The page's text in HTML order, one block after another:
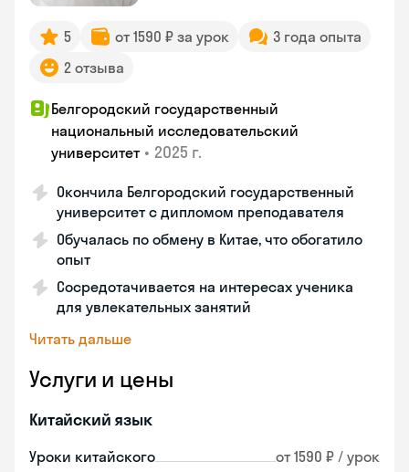
5 от 1590 ₽ за урок
3 года опыта
2 отзыва
Белгородский государственный
национальный исследовательский
университет • 2025 г.
Окончила Белгородский государственный
университет с дипломом преподавателя
Обучалась по обмену в Китае, что обогатило
опыт
Сосредотачивается на интересах ученика
для увлекательных занятий
Читать дальше
Услуги и цены
Китайский язык
Уроки китайского от 1590 ₽ / урок